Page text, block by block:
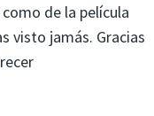
de la película
visto jamás. Gracias